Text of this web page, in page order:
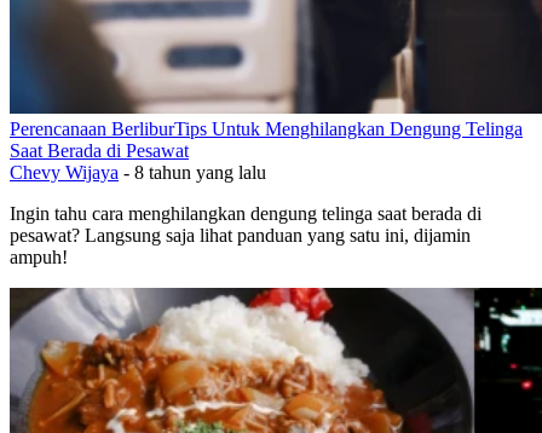
Perencanaan BerliburTips Untuk Menghilangkan Dengung Telinga
Saat Berada di Pesawat
Chevy Wijaya - 8 tahun yang lalu
Ingin tahu cara menghilangkan dengung telinga saat berada di
pesawat? Langsung saja lihat panduan yang satu ini, dijamin
ampuh!